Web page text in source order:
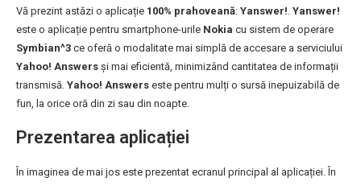
Vă prezint astăzi o aplicație 100% prahoveană: Yanswer!. Yanswer!
este o aplicație pentru smartphone-urile Nokia cu sistem de operare
Symbian^3 ce oferă o modalitate mai simplă de accesare a serviciului
Yahoo! Answers și mai eficientă, minimizând cantitatea de informații
transmisă. Yahoo! Answers este pentru mulți o sursă inepuizabilă de
fun, la orice oră din zi sau din noapte.
Prezentarea aplicației
În imaginea de mai jos este prezentat ecranul principal al aplicației. În